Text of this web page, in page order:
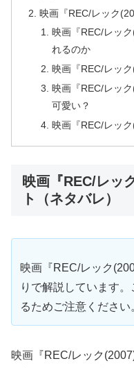
映画『REC/レック
映画『REC/レッ
れるのか
映画『REC/レッ
映画『REC/レッ
可愛い？
映画『REC/レッ
映画『REC/レッ
ト（ネタバレ）
映画『REC/レック
りで解説しています
るためご注意ください
映画『REC/レック